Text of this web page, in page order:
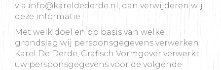
via info@kareldederde.nl, dan verwijderen wij
deze informatie.
Met welk doel en op basis van welke
grondslag wij persoonsgegevens verwerken
Karel De Derde, Grafisch Vormgever verwerkt
uw persoonsgegevens voor de volgende